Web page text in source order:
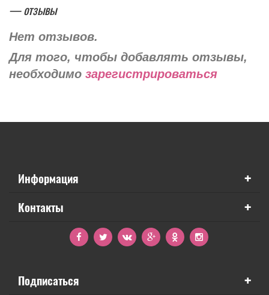
— отзывы
Нет отзывов.
Для того, чтобы добавлять отзывы,
необходимо зарегистрироваться
Информация +
Контакты +
Подписаться +